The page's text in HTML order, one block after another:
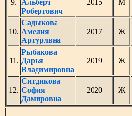
9.
Альберт
Робертович
2015 М
10.
Садыкова
Амелия
Артурлвна
2017 Ж
11.
Рыбакова
Дарья
Владимировна
2019 Ж
12.
Ситдикова
София
Дамировна
2020 Ж